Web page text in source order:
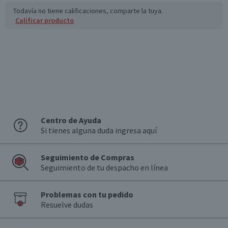
*Ingesta de referencia de un adulto promedio (8400 kj / 2000 kcal)
Todavía no tiene calificaciones, comparte la tuya.
Calificar producto
Centro de Ayuda
Si tienes alguna duda ingresa aquí
Seguimiento de Compras
Seguimiento de tu despacho en línea
Problemas con tu pedido
Resuelve dudas